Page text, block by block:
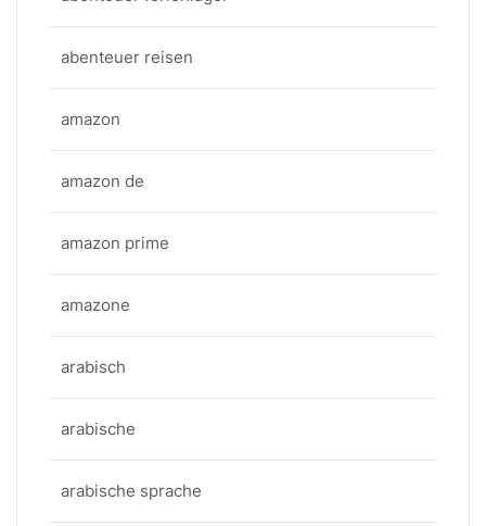
abenteuer reisen
amazon
amazon de
amazon prime
amazone
arabisch
arabische
arabische sprache